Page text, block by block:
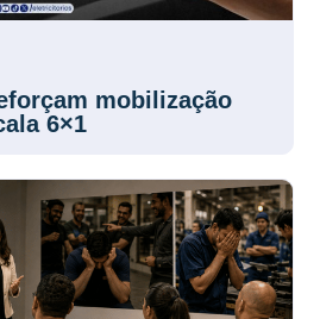
mobilização
6×1